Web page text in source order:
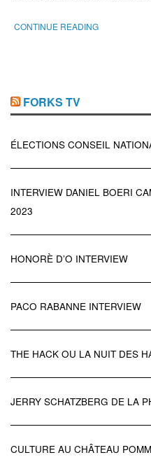
CONTINUE READING
FORKS TV
ÉLECTIONS CONSEIL
INTERVIEW DANIEL BOERI
2023
HONORÈ D’O INTERVIEW
PACO RABANNE INTERVIEW
THE HACK OU LA NUIT DES
JERRY SCHATZBERG DE LA
CULTURE AU CHÂTEAU